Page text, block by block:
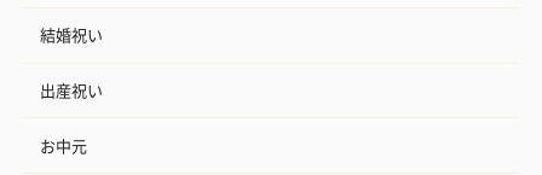
結婚祝い
出産祝い
お中元